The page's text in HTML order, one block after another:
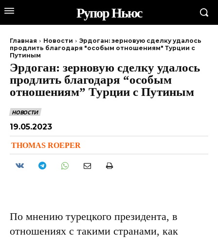
Рупор Ньюс
Главная Новости
Эрдоган: зерновую сделку удалось
продлить благодаря "особым отношениям" Турции с
Путиным
Эрдоган: зерновую сделку удалось
продлить благодаря “особым
отношениям” Турции с Путиным
НОВОСТИ
19.05.2023
THOMAS ROEPER
По мнению турецкого президента, в
отношениях с такими странами, как